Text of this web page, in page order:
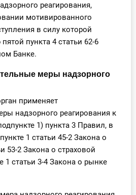
реагирования,
мотивированного
в силу которой
пункта 4 статьи 62-6
Банке.
меры надзорного
применяет
надзорного реагирования к
1) пункта 3 Правил, в
1 статьи 45-2 Закона о
53-2 Закона о страховой
1 статьи 3-4 Закона о рынке